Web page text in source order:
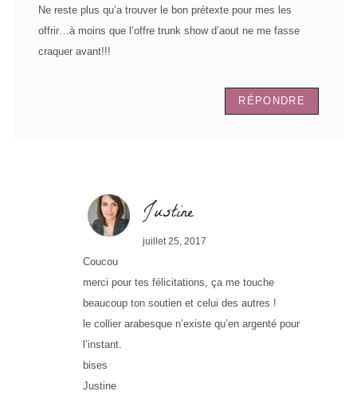
Ne reste plus qu’a trouver le bon prétexte pour mes les
offrir…à moins que l’offre trunk show d’aout ne me fasse
craquer avant!!!
RÉPONDRE
Justine
juillet 25, 2017
Coucou
merci pour tes félicitations, ça me touche
beaucoup ton soutien et celui des autres !
le collier arabesque n’existe qu’en argenté pour
l’instant.
bises
Justine